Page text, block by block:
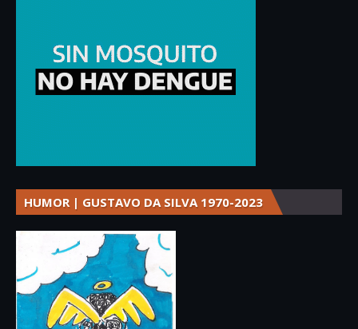
HUMOR | GUSTAVO DA SILVA 1970-2023